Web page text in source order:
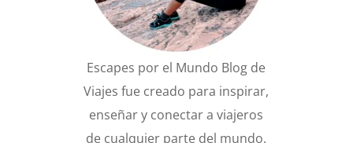
Escapes por el Mundo Blog de
Viajes fue creado para inspirar,
enseñar y conectar a viajeros
de cualquier parte del mundo.